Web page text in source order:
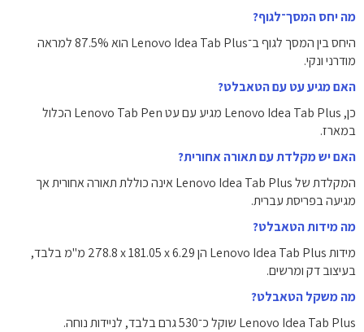
מה יחס המסך־לגוף?
היחס בין המסך לגוף ב־Lenovo Idea Tab Plus הוא ‎87.5%‎ למראה
מודרני ונקי.
האם מגיע עט עם הטאבלט?
כן, Lenovo Idea Tab Plus מגיע עם עט Lenovo Tab Pen הכלול
במארז.
האם יש מקלדת עם תאורה אחורית?
המקלדת של Lenovo Idea Tab Plus אינה כוללת תאורה אחורית אך
מגיעה בפריסת עברית.
מה מידות הטאבלט?
מידות Lenovo Idea Tab Plus הן ‎278.8 x 181.05 x 6.29‎ מ"מ בלבד,
בעיצוב דק ומרשים.
מה משקל הטאבלט?
Lenovo Idea Tab Plus שוקל כ־‎530‎ גרם בלבד, לניידות נוחה.